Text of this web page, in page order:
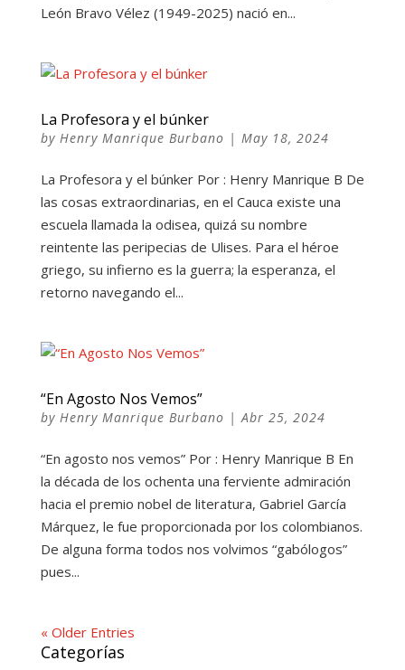
León Bravo Vélez (1949-2025) nació en...
La Profesora y el búnker
by Henry Manrique Burbano | May 18, 2024
La Profesora y el búnker Por : Henry Manrique B De
las cosas extraordinarias, en el Cauca existe una
escuela llamada la odisea, quizá su nombre
reintente las peripecias de Ulises. Para el héroe
griego, su infierno es la guerra; la esperanza, el
retorno navegando el...
“En Agosto Nos Vemos”
by Henry Manrique Burbano |Abr 25, 2024
“En agosto nos vemos” Por : Henry Manrique B En
la década de los ochenta una ferviente admiración
hacia el premio nobel de literatura, Gabriel García
Márquez, le fue proporcionada por los colombianos.
De alguna forma todos nos volvimos “gabólogos”
pues...
« Older Entries
Categorías